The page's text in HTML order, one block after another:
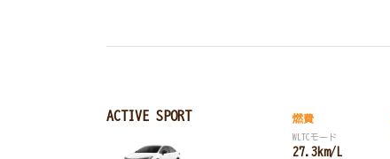
ACTIVE SPORT 燃費
WLTCモード
27.3km/L